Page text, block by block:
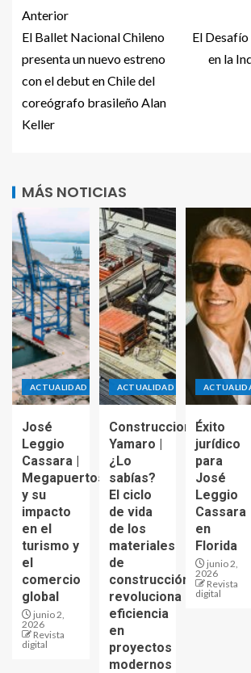
Anterior
El Ballet Nacional Chileno
presenta un nuevo estreno
con el debut en Chile del
coreógrafo brasileño Alan
Keller
El
en la
MÁS NOTICIAS
ACTUALIDAD
José
Leggio
Cassara |
Megapuertos
y su
impacto
en el
turismo y
el
comercio
global
junio 2,
2026
Revista
digital
ACTUALIDAD
Construcciones
Yamaro |
¿Lo
sabías?
El ciclo
de vida
de los
materiales
de
construcción
revoluciona
eficiencia
en
proyectos
modernos
Éxito
jurídico
para
José
Leggio
Cassara
en
Florida
junio 2,
2026
Revista
digital